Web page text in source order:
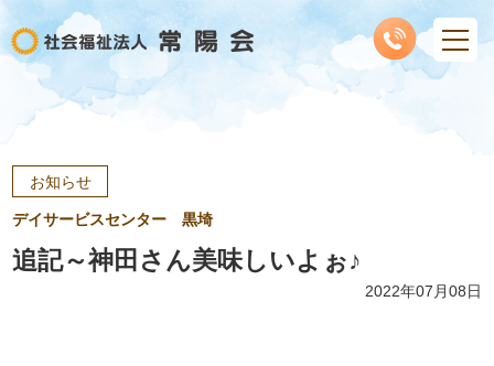
お知らせ
デイサービスセンター 黒埼
追記～神田さん美味しいよぉ♪
2022年07月08日